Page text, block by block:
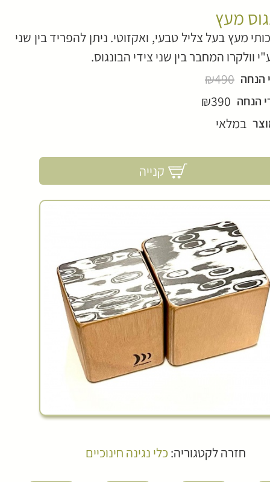
מעץ
מעץ בעל צליל טבעי, ואקזוטי. ניתן להפריד בין שני
וולקרו המחבר בין שני צידי הבונגוס.
הנחה ₪490
הנחה ₪390
במלאי
קנייה
חזרה לקטגוריה: כלי נגינה חינוכיים